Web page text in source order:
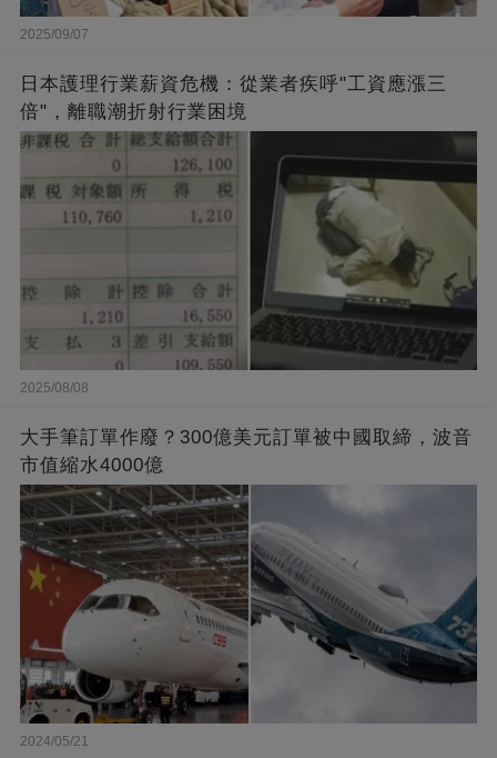
2025/09/07
日本護理行業薪資危機：從業者疾呼"工資應漲三
倍"，離職潮折射行業困境
2025/08/08
大手筆訂單作廢？300億美元訂單被中國取締，波音
市值縮水4000億
2024/05/21